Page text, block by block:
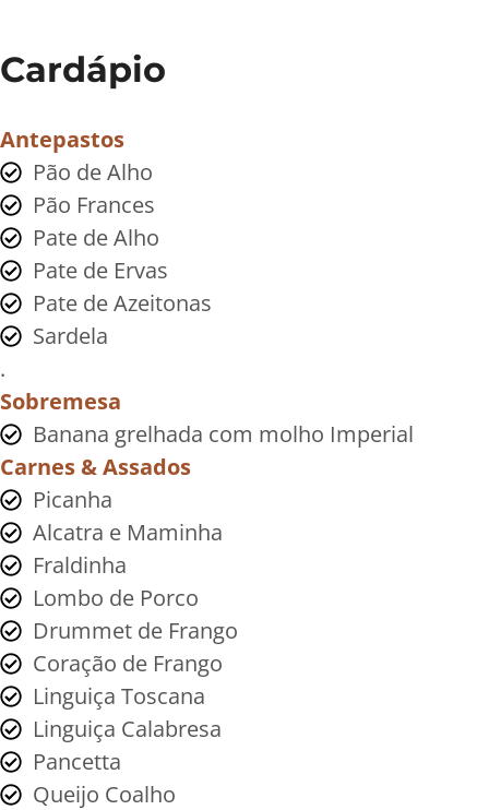
Cardápio
Antepastos
Pão de Alho
Pão Frances
Pate de Alho
Pate de Ervas
Pate de Azeitonas
Sardela
.
Sobremesa
Banana grelhada com molho Imperial
Carnes & Assados
Picanha
Alcatra e Maminha
Fraldinha
Lombo de Porco
Drummet de Frango
Coração de Frango
Linguiça Toscana
Linguiça Calabresa
Pancetta
Queijo Coalho